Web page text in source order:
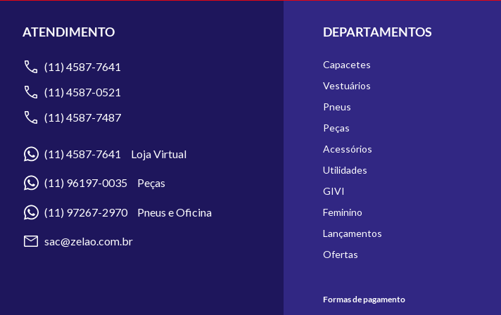
ATENDIMENTO
(11) 4587-7641
(11) 4587-0521
(11) 4587-7487
(11) 4587-7641 Loja Virtual
(11) 96197-0035 Peças
(11) 97267-2970 Pneus e Oficina
sac@zelao.com.br
DEPARTAMENTOS
Capacetes
Vestuários
Pneus
Peças
Acessórios
Utilidades
GIVI
Feminino
Lançamentos
Ofertas
Formas de pagamento